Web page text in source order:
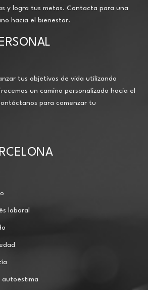
y logra tus metas. Contacta para una
hacia el bienestar.
tus objetivos de vida utilizando
un camino personalizado hacia el
para comenzar tu
laboral
autoestima